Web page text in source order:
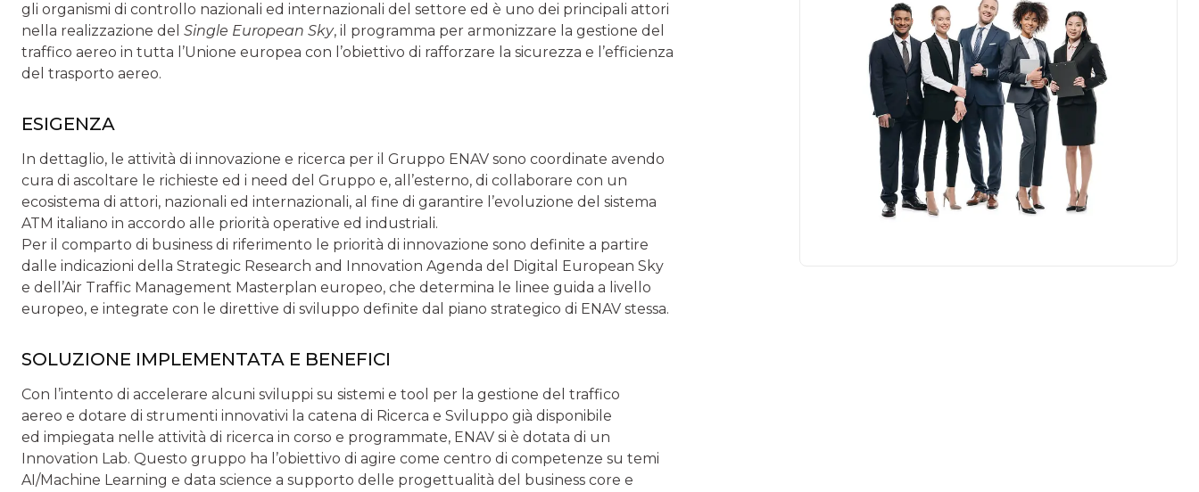
gli organismi di controllo nazionali ed internazionali del settore ed è uno dei principali attori
nella realizzazione del Single European Sky, il programma per armonizzare la gestione del
traffico aereo in tutta l’Unione europea con l’obiettivo di rafforzare la sicurezza e l’efficienza
del trasporto aereo.
ESIGENZA
In dettaglio, le attività di innovazione e ricerca per il Gruppo ENAV sono coordinate avendo
cura di ascoltare le richieste ed i need del Gruppo e, all’esterno, di collaborare con un
ecosistema di attori, nazionali ed internazionali, al fine di garantire l’evoluzione del sistema
ATM italiano in accordo alle priorità operative ed industriali.
Per il comparto di business di riferimento le priorità di innovazione sono definite a partire
dalle indicazioni della Strategic Research and Innovation Agenda del Digital European Sky
e dell’Air Traffic Management Masterplan europeo, che determina le linee guida a livello
europeo, e integrate con le direttive di sviluppo definite dal piano strategico di ENAV stessa.
SOLUZIONE IMPLEMENTATA E BENEFICI
Con l’intento di accelerare alcuni sviluppi su sistemi e tool per la gestione del traffico
aereo e dotare di strumenti innovativi la catena di Ricerca e Sviluppo già disponibile
ed impiegata nelle attività di ricerca in corso e programmate, ENAV si è dotata di un
Innovation Lab. Questo gruppo ha l’obiettivo di agire come centro di competenze su temi
AI/Machine Learning e data science a supporto delle progettualità del business core e